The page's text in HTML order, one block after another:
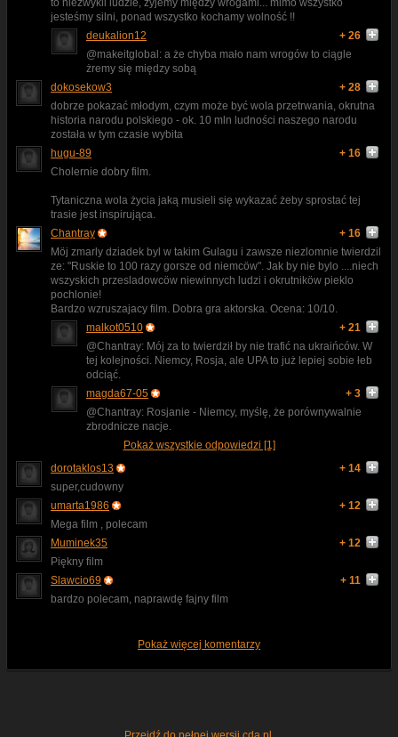
to niezwykli ludzie, żyjemy między wrogami... mimo wszystko
jesteśmy silni, ponad wszystko kochamy wolność !!
deukalion12
+ 26
@makeitglobal: a że chyba mało nam wrogów to ciągle
żremy się między sobą
dokosekow3
+ 28
dobrze pokazać młodym, czym może być wola przetrwania, okrutna
historia narodu polskiego - ok. 10 mln ludności naszego narodu
została w tym czasie wybita
hugu-89
+ 16
Cholernie dobry film.
Tytaniczna wola życia jaką musieli się wykazać żeby sprostać tej
trasie jest inspirująca.
Chantray
+ 16
Möj zmarly dziadek byl w takim Gulagu i zawsze niezlomnie twierdzil
ze: "Ruskie to 100 razy gorsze od niemcöw". Jak by nie bylo ....niech
wszyskich przesladowcöw niewinnych ludzi i okrutniköw pieklo
pochlonie!
Bardzo wzruszajacy film. Dobra gra aktorska. Ocena: 10/10.
malkot0510
+ 21
@Chantray: Mój za to twierdził by nie trafić na ukraińców. W
tej kolejności. Niemcy, Rosja, ale UPA to już lepiej sobie łeb
odciąć.
magda67-05
+ 3
@Chantray: Rosjanie - Niemcy, myślę, że porównywalnie
zbrodnicze nacje.
Pokaż wszystkie odpowiedzi [1]
dorotaklos13
+ 14
super,cudowny
umarta1986
+ 12
Mega film , polecam
Muminek35
+ 12
Piękny film
Slawcio69
+ 11
bardzo polecam, naprawdę fajny film
Pokaż więcej komentarzy